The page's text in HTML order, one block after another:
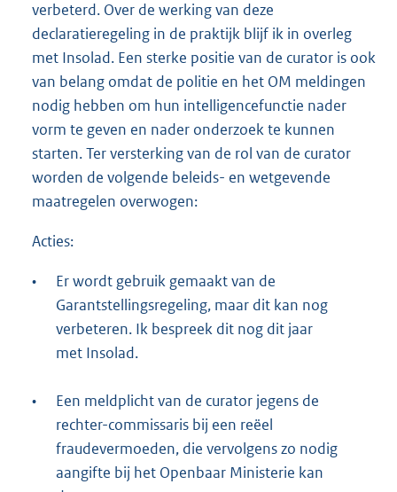
verbeterd. Over de werking van deze
declaratieregeling in de praktijk blijf ik in overleg
met Insolad. Een sterke positie van de curator is ook
van belang omdat de politie en het OM meldingen
nodig hebben om hun intelligencefunctie nader
vorm te geven en nader onderzoek te kunnen
starten. Ter versterking van de rol van de curator
worden de volgende beleids- en wetgevende
maatregelen overwogen:
Acties:
•
Er wordt gebruik gemaakt van de
Garantstellingsregeling, maar dit kan nog
verbeteren. Ik bespreek dit nog dit jaar
met Insolad.
•
Een meldplicht van de curator jegens de
rechter-commissaris bij een reëel
fraudevermoeden, die vervolgens zo nodig
aangifte bij het Openbaar Ministerie kan